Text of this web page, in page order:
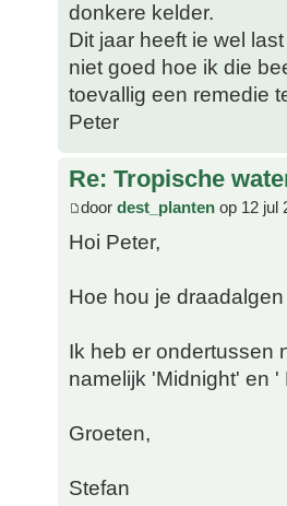
donkere kelder.
Dit jaar heeft ie wel
niet goed hoe ik die
toevallig een remedie
Peter
Re: Tropische
door dest_planten op 12 jul
Hoi Peter,
Hoe hou je
Ik heb er ondertussen
namelijk 'Midnight' en
Groeten,
Stefan